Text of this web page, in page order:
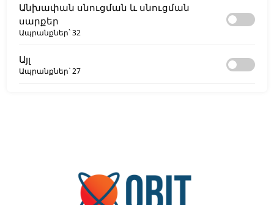
Անխափան սնուցման և սնուցման
սարքեր
Ապրանքներ`32
Այլ
Ապրանքներ`27